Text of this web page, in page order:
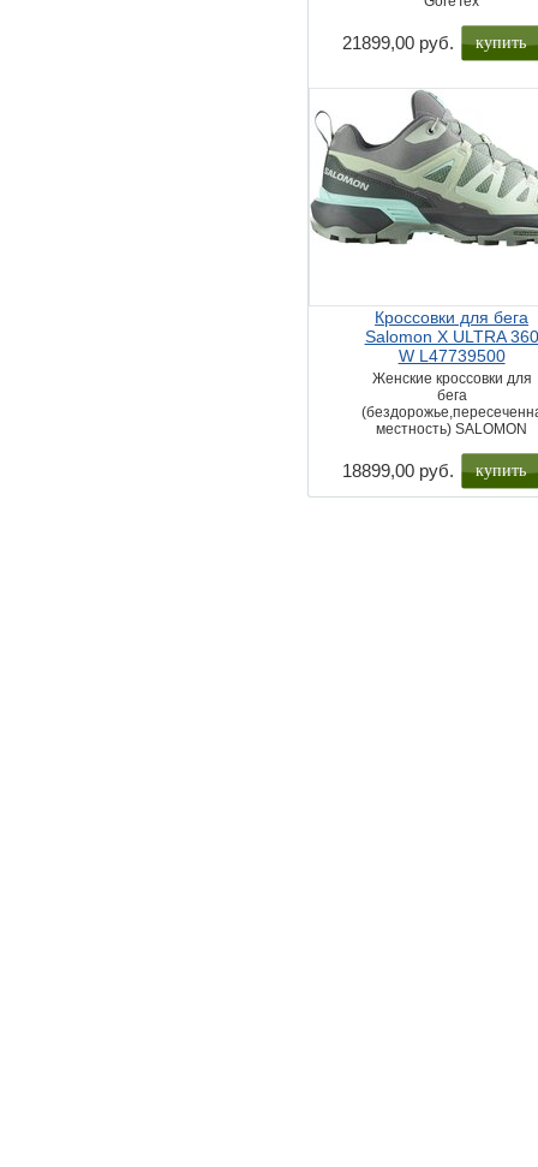
21899,00 руб. купить
Кроссовки для бега
Salomon X ULTRA 360
W L47739500
Женские кроссовки для
бега
местность) SALOMON
18899,00 руб. купить